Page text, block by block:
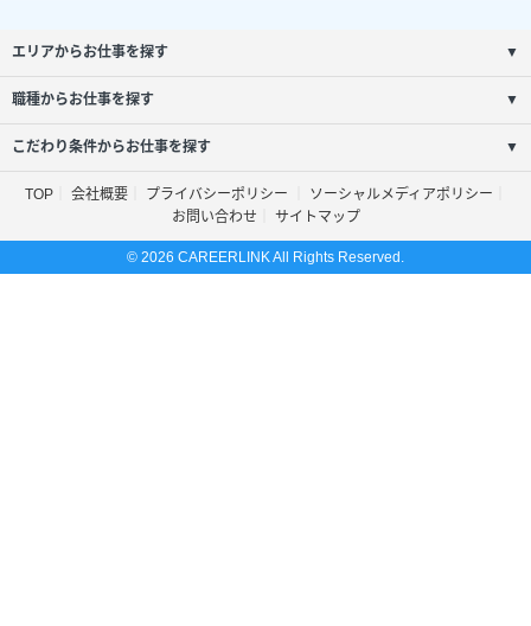
エリアからお仕事を探す ▼
職種からお仕事を探す ▼
こだわり条件からお仕事を探す ▼
TOP 会社概要 プライバシーポリシー
ソーシャルメディアポリシー
お問い合わせ
サイトマップ
© 2026 CAREERLINK All Rights Reserved.